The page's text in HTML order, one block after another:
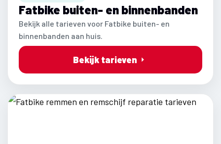
Fatbike buiten- en binnenbanden
Bekijk alle tarieven voor Fatbike buiten- en
binnenbanden aan huis.
Bekijk tarieven